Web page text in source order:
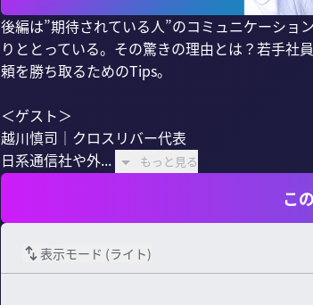
後編は”期待されている人”のコミュニケーショ
りととっている。その驚きの理由とは？若手社
頼を勝ち取るためのTips。
＜ゲスト＞
越川慎司｜クロスリバー代表
日系通信社や外...
もっと見る
こ
表示モード (ライト)